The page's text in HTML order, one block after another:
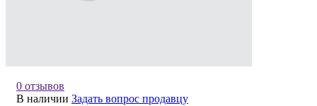
0 отзывов
В наличии Задать вопрос продавцу